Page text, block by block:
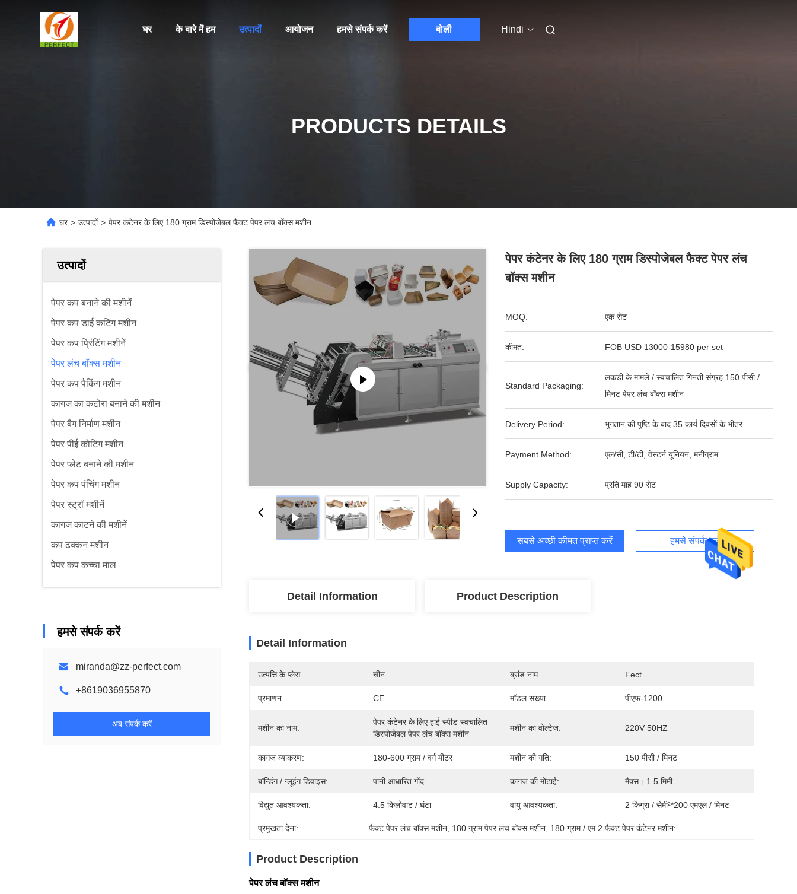
घर के बारे में हम उत्पादों आयोजन हमसे संपर्क करें बोली Hindi
PRODUCTS DETAILS
घर > उत्पादों > पेपर कंटेनर के लिए 180 ग्राम डिस्पोजेबल फैक्ट पेपर लंच बॉक्स मशीन
उत्पादों
पेपर कप बनाने की मशीनें
पेपर कप डाई कटिंग मशीन
पेपर कप प्रिंटिंग मशीनें
पेपर लंच बॉक्स मशीन
पेपर कप पैकिंग मशीन
कागज का कटोरा बनाने की मशीन
पेपर बैग निर्माण मशीन
पेपर पीई कोटिंग मशीन
पेपर प्लेट बनाने की मशीन
पेपर कप पंचिंग मशीन
पेपर स्ट्रॉ मशीनें
कागज काटने की मशीनें
कप ढक्कन मशीन
पेपर कप कच्चा माल
हमसे संपर्क करें
miranda@zz-perfect.com
+8619036955870
अब संपर्क करें
पेपर कंटेनर के लिए 180 ग्राम डिस्पोजेबल फैक्ट पेपर लंच
बॉक्स मशीन
MOQ: एक सेट
कीमत: FOB USD 13000-15980 per set
Standard Packaging:
लकड़ी के मामले / स्वचालित गिनती संग्रह 150 पीसी /
मिनट पेपर लंच बॉक्स मशीन
Delivery Period: भुगतान की पुष्टि के बाद 35 कार्य दिवसों के भीतर
Payment Method: एल/सी, टी/टी, वेस्टर्न यूनियन, मनीग्राम
Supply Capacity: प्रति माह 90 सेट
सबसे अच्छी कीमत प्राप्त करें हमसे संपर्क करें
Detail Information Product Description
Detail Information
उत्पत्ति के प्लेस चीन ब्रांड नाम Fect
प्रमाणन CE मॉडल संख्या पीएफ-1200
मशीन का नाम:
पेपर कंटेनर के लिए हाई स्पीड स्वचालित
डिस्पोजेबल पेपर लंच बॉक्स मशीन
मशीन का वोल्टेज: 220V 50HZ
कागज व्याकरण: 180-600 ग्राम / वर्ग मीटर मशीन की गति: 150 पीसी / मिनट
बॉन्डिंग / ग्लूइंग डिवाइस: पानी आधारित गोंद कागज की मोटाई: मैक्स। 1.5 मिमी
विद्युत आवश्यकता: 4.5 किलोवाट / घंटा वायु आवश्यकता: 2 किग्रा / सेमी²*200 एमएल / मिनट
प्रमुखता देना: फैक्ट पेपर लंच बॉक्स मशीन 180 ग्राम पेपर लंच बॉक्स मशीन 180 ग्राम / एम 2 फैक्ट पेपर कंटेनर मशीन:
Product Description
पेपर लंच बॉक्स मशीन